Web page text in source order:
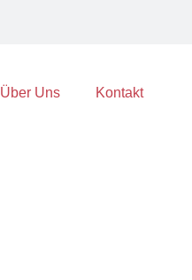
Über Uns Kontakt